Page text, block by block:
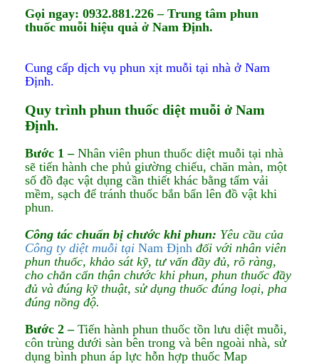
Gọi ngay: 0932.881.226 – Trung tâm phun
thuốc muỗi hiệu quả ở Nam Định.​​
Cung cấp dịch vụ phun xịt muỗi tại nhà ở Nam
Định.
Quy trình phun thuốc diệt muỗi ở Nam
Định.​​
Bước 1 – Nhân viên phun thuốc diệt muỗi tại nhà
sẽ tiến hành che phủ giường chiếu, chăn màn, một
số đồ đạc vật dụng cần thiết khác bằng tấm vải
mềm, sạch để tránh thuốc bắn bẩn lên đồ vật khi
phun.
Công tác chuẩn bị chước khi phun: Yêu cầu của
Công ty diệt muỗi tại Nam Định đối với nhân viên
phun thuốc, khảo sát kỹ, tư vấn đầy đủ, rõ ràng,
cho chắn cẩn thận chước khi phun, phun thuốc đầy
đủ và đúng kỹ thuật, sử dụng thuốc đúng loại, pha
đúng nồng độ.
Bước 2 –Tiến hành phun thuốc tồn lưu diệt muỗi,
côn trùng dưới sàn bên trong và bên ngoài nhà, sử
dụng bình phun áp lực hỗn hợp thuốc Map